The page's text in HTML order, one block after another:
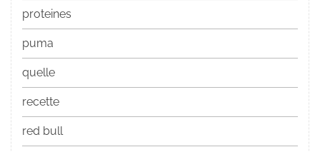
proteines
puma
quelle
recette
red bull